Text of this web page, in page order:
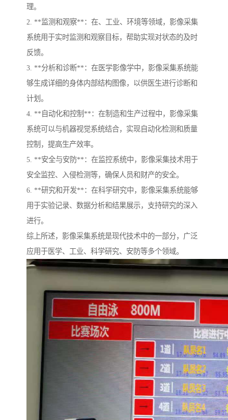
理。
2. **监测和观察**：在、工业、环境等领域，影像采集
系统用于实时监测和观察目标，帮助实现对状态的及时
反馈。
3. **分析和诊断**：在医学影像学中，影像采集系统能
够生成详细的身体内部结构图像，以供医生进行诊断和
计划。
4. **自动化和控制**：在制造和生产过程中，影像采集
系统可以与机器视觉系统结合，实现自动化检测和质量
控制，提高生产效率。
5. **安全与安防**：在监控系统中，影像采集技术用于
安全监控、入侵检测等，确保人员和财产的安全。
6. **研究和开发**：在科学研究中，影像采集系统能够
用于实验记录、数据分析和结果展示，支持研究的深入
进行。
综上所述，影像采集系统是现代技术中的一部分，广泛
应用于医学、工业、科学研究、安防等多个领域。